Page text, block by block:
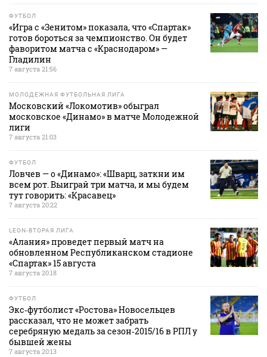
ФУТБОЛ
«Игра с «Зенитом» показала, что «Спартак»
готов бороться за чемпионство. Он будет
фаворитом матча с «Краснодаром» —
Гладилин
7 августа 21:56
МОЛОДЕЖНАЯ ФУТБОЛЬНАЯ ЛИГА
Московский «Локомотив» обыграл
московское «Динамо» в матче Молодежной
лиги
7 августа 21:03
ФУТБОЛ
Ловчев — о «Динамо»: «Шварц, заткни им
всем рот. Выиграй три матча, и мы будем
тут говорить: «Красавец»
7 августа 20:22
LEON-ВТОРАЯ ЛИГА
«Алания» проведет первый матч на
обновленном Республиканском стадионе
«Спартак» 15 августа
7 августа 20:18
ФУТБОЛ
Экс‑футболист «Ростова» Новосельцев
рассказал, что не может забрать
серебряную медаль за сезон‑2015/16 в РПЛ у
бывшей жены
7 августа 20:13